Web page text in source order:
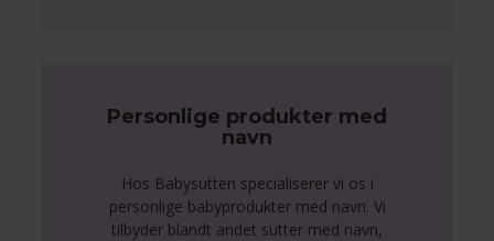
Personlige produkter med
navn
Hos Babysutten specialiserer vi os i
personlige babyprodukter med navn. Vi
tilbyder blandt andet sutter med navn,